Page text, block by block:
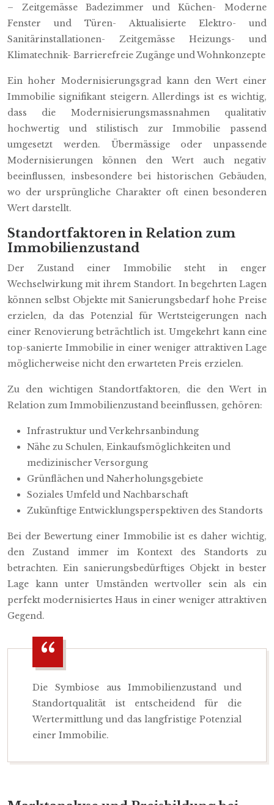
– Zeitgemässe Badezimmer und Küchen- Moderne
Fenster und Türen- Aktualisierte Elektro- und
Sanitärinstallationen- Zeitgemässe Heizungs- und
Klimatechnik- Barrierefreie Zugänge und Wohnkonzepte
Ein hoher Modernisierungsgrad kann den Wert einer
Immobilie signifikant steigern. Allerdings ist es wichtig,
dass die Modernisierungsmassnahmen qualitativ
hochwertig und stilistisch zur Immobilie passend
umgesetzt werden. Übermässige oder unpassende
Modernisierungen können den Wert auch negativ
beeinflussen, insbesondere bei historischen Gebäuden,
wo der ursprüngliche Charakter oft einen besonderen
Wert darstellt.
Standortfaktoren in Relation zum
Immobilienzustand
Der Zustand einer Immobilie steht in enger
Wechselwirkung mit ihrem Standort. In begehrten Lagen
können selbst Objekte mit Sanierungsbedarf hohe Preise
erzielen, da das Potenzial für Wertsteigerungen nach
einer Renovierung beträchtlich ist. Umgekehrt kann eine
top-sanierte Immobilie in einer weniger attraktiven Lage
möglicherweise nicht den erwarteten Preis erzielen.
Zu den wichtigen Standortfaktoren, die den Wert in
Relation zum Immobilienzustand beeinflussen, gehören:
Infrastruktur und Verkehrsanbindung
Nähe zu Schulen, Einkaufsmöglichkeiten und
medizinischer Versorgung
Grünflächen und Naherholungsgebiete
Soziales Umfeld und Nachbarschaft
Zukünftige Entwicklungsperspektiven des Standorts
Bei der Bewertung einer Immobilie ist es daher wichtig,
den Zustand immer im Kontext des Standorts zu
betrachten. Ein sanierungsbedürftiges Objekt in bester
Lage kann unter Umständen wertvoller sein als ein
perfekt modernisiertes Haus in einer weniger attraktiven
Gegend.
Die Symbiose aus Immobilienzustand und
Standortqualität ist entscheidend für die
Wertermittlung und das langfristige Potenzial
einer Immobilie.